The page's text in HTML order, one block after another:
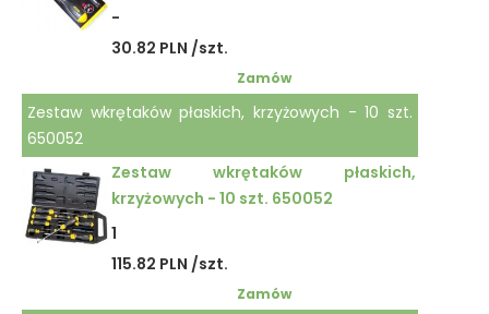
-
30.82 PLN /szt.
Zamów
Zestaw wkrętaków płaskich, krzyżowych - 10 szt.
650052
Zestaw wkrętaków płaskich,
krzyżowych - 10 szt. 650052
1
115.82 PLN /szt.
Zamów